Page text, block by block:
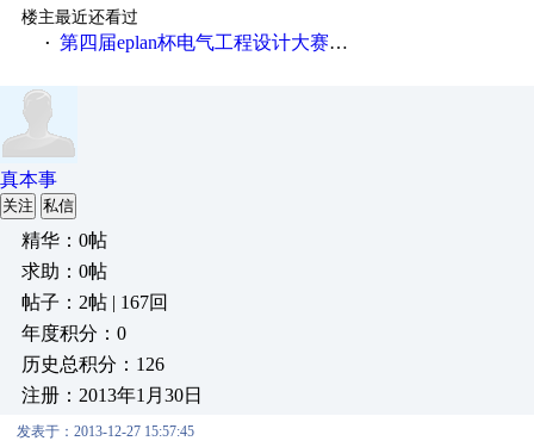
楼主最近还看过
· 第四届eplan杯电气工程设计大赛报名啦！！！
真本事
关注 私信
精华：0帖
求助：0帖
帖子：2帖 | 167回
年度积分：0
历史总积分：126
注册：2013年1月30日
发表于：2013-12-27 15:57:45